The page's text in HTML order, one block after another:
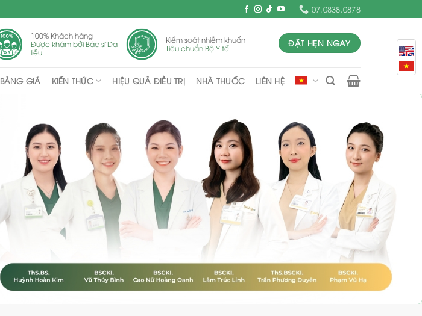
07.0838.0878
100% Khách hàng
Được khám bởi Bác sĩ Da
liễu
Kiểm soát nhiễm khuẩn
Tiêu chuẩn Bộ Y tế
ĐẶT HẸN NGAY
BẢNG GIÁ KIẾN THỨC HIỆU QUẢ ĐIỀU TRỊ NHÀ THUỐC LIÊN HỆ